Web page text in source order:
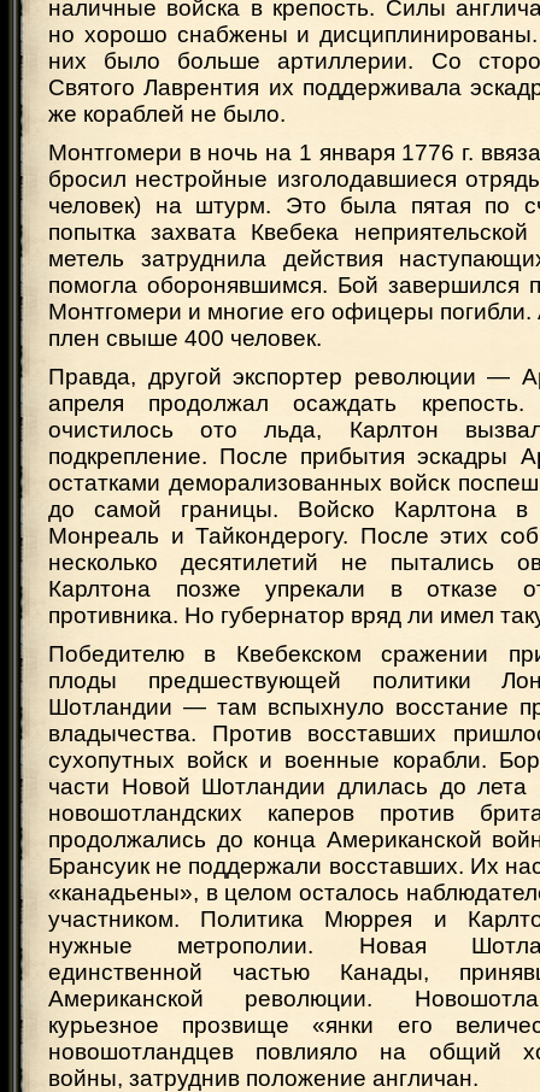
наличные войска в крепость. Силы
но хорошо снабжены и
них было больше артиллерии. Со
Святого Лаврентия их поддерживала
же кораблей не было.
Монтгомери в ночь на 1 января 1776 г.
бросил нестройные изголодавшиеся
человек) на штурм. Это была пятая по
попытка захвата Квебека
метель затруднила действия
помогла оборонявшимся. Бой завершился
Монтгомери и многие его офицеры погибли.
плен свыше 400 человек.
Правда, другой экспортер революции —
апреля продолжал осаждать
очистилось ото льда, Карлтон
подкрепление. После прибытия эскадры
остатками деморализованных войск
до самой границы. Войско Карлтона
Монреаль и Тайкондерогу. После этих
несколько десятилетий не пытались
Карлтона позже упрекали в отказе
противника. Но губернатор вряд ли имел
Победителю в Квебекском сражении
плоды предшествующей политики
Шотландии — там вспыхнуло восстание
владычества. Против восставших
сухопутных войск и военные корабли.
части Новой Шотландии длилась до
новошотландских каперов против
продолжались до конца Американской
Брансуик не поддержали восставших. Их
«канадьены», в целом осталось
участником. Политика Мюррея и
нужные метрополии. Новая
единственной частью Канады,
Американской революции.
курьезное прозвище «янки его
новошотландцев повлияло на общий
войны, затруднив положение англичан.